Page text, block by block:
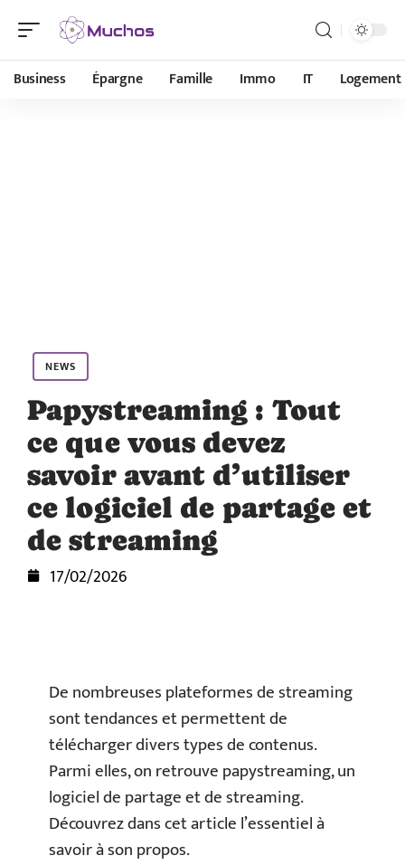
Business Épargne Famille Immo IT Logement
NEWS
Papystreaming : Tout
ce que vous devez
savoir avant d’utiliser
ce logiciel de partage et
de streaming
17/02/2026
De nombreuses plateformes de streaming
sont tendances et permettent de
télécharger divers types de contenus.
Parmi elles, on retrouve papystreaming, un
logiciel de partage et de streaming.
Découvrez dans cet article l’essentiel à
savoir à son propos.